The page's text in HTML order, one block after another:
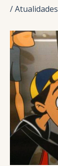
/Atualidades